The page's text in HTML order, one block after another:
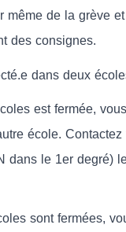
même de la grève
des consignes.
dans deux
est fermée,
école.
dans le 1er degré)
sont fermées,